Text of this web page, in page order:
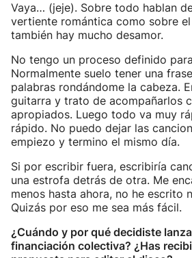
Vaya… (jeje). Sobre todo hablan
vertiente romántica como sobre
también hay mucho desamor.
No tengo un proceso definido
Normalmente suelo tener una
palabras rondándome la cabeza.
guitarra y trato de acompañarlos
apropiados. Luego todo va muy
rápido. No puedo dejar las
empiezo y termino el mismo día.
Si por escribir fuera, escribiría
una estrofa detrás de otra. Me
menos hasta ahora, no he escrito
Quizás por eso me sea más fácil.
¿Cuándo y por qué decidiste
financiación colectiva? ¿Has